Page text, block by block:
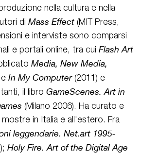
nella cultura e nella
di Mass Effect (MIT Press,
e interviste sono comparsi
e portali online, tra cui Flash Art
Media, New Media,
e In My Computer(2011) e
il libro GameScenes. Art in
(Milano 2006). Ha curato e
in Italia e all'estero. Fra
leggendarie. Net.art 1995-
Holy Fire. Art of the Digital Age